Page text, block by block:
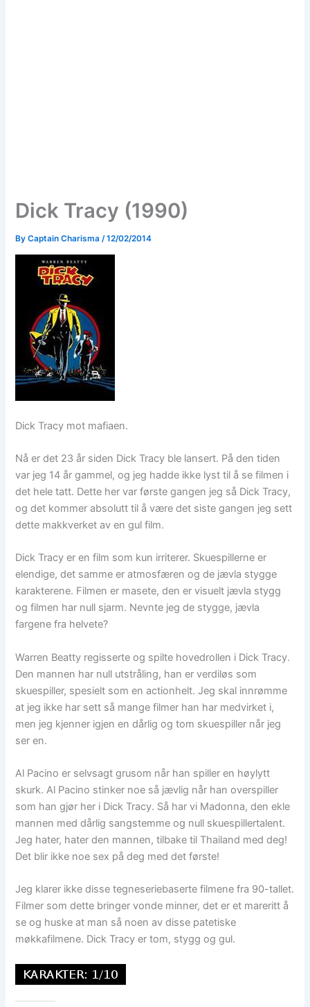
Dick Tracy (1990)
ByCaptain Charisma /12/02/2014
Dick Tracy mot mafiaen.
Nå er det 23 år siden Dick Tracy ble lansert. På den tiden
var jeg 14 år gammel, og jeg hadde ikke lyst til å se filmen i
det hele tatt. Dette her var første gangen jeg så Dick Tracy,
og det kommer absolutt til å være det siste gangen jeg sett
dette makkverket av en gul film.
Dick Tracy er en film som kun irriterer. Skuespillerne er
elendige, det samme er atmosfæren og de jævla stygge
karakterene. Filmen er masete, den er visuelt jævla stygg
og filmen har null sjarm. Nevnte jeg de stygge, jævla
fargene fra helvete?
Warren Beatty regisserte og spilte hovedrollen i Dick Tracy.
Den mannen har null utstråling, han er verdiløs som
skuespiller, spesielt som en actionhelt. Jeg skal innrømme
at jeg ikke har sett så mange filmer han har medvirket i,
men jeg kjenner igjen en dårlig og tom skuespiller når jeg
ser en.
Al Pacino er selvsagt grusom når han spiller en høylytt
skurk. Al Pacino stinker noe så jævlig når han overspiller
som han gjør her i Dick Tracy. Så har vi Madonna, den ekle
mannen med dårlig sangstemme og null skuespillertalent.
Jeg hater, hater den mannen, tilbake til Thailand med deg!
Det blir ikke noe sex på deg med det første!
Jeg klarer ikke disse tegneseriebaserte filmene fra 90-tallet.
Filmer som dette bringer vonde minner, det er et mareritt å
se og huske at man så noen av disse patetiske
møkkafilmene. Dick Tracy er tom, stygg og gul.